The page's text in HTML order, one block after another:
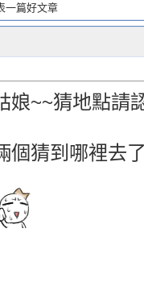
一篇好文章
娘~~猜地點請
個猜到哪裡去